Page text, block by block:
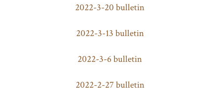
2022-3-20 bulletin
2022-3-13 bulletin
2022-3-6 bulletin
2022-2-27 bulletin